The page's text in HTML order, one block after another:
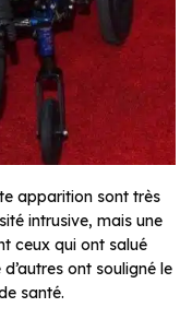
apparition sont très
intrusive, mais une
ceux qui ont salué
ont souligné le
santé.